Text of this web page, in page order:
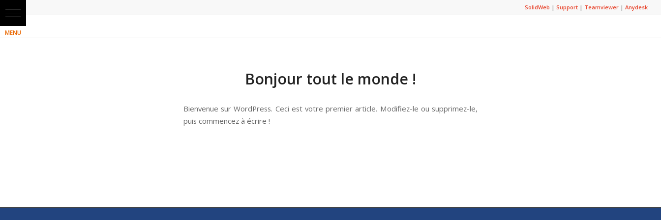
SolidWeb |Support | Teamviewer |Anydesk
Bonjour tout le monde !
Bienvenue sur WordPress. Ceci est votre premier article. Modifiez-le ou supprimez-le,
puis commencez à écrire !